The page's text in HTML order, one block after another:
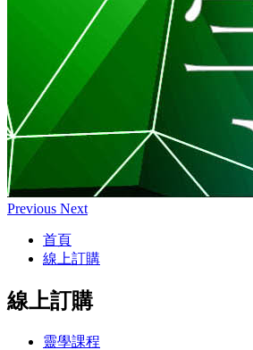
Previous Next
首頁
線上訂購
線上訂購
靈學課程